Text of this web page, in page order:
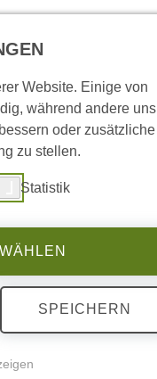
Website. Einige von
während andere uns
oder zusätzliche
zu stellen.
Statistik
SPEICHERN